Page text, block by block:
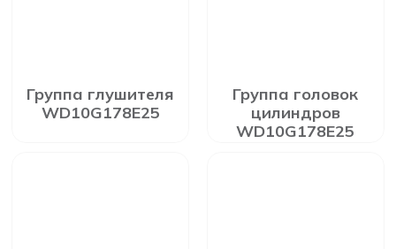
Группа глушителя
WD10G178E25
Группа головок
цилиндров
WD10G178E25